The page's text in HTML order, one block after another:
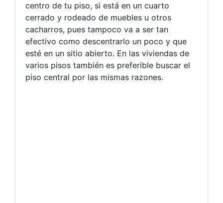
centro de tu piso, si está en un cuarto
cerrado y rodeado de muebles u otros
cacharros, pues tampoco va a ser tan
efectivo como descentrarlo un poco y que
esté en un sitio abierto. En las viviendas de
varios pisos también es preferible buscar el
piso central por las mismas razones.